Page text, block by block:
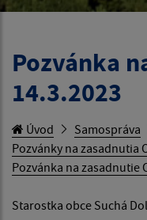
Pozvánka
14.3.2023
Úvod Samospráva
Pozvánky na zasadnutia
Pozvánka na zasadnutie
Starostka obce Suchá